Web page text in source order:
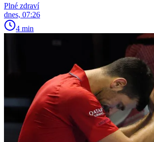
Plné zdraví
dnes, 07:26
4 min